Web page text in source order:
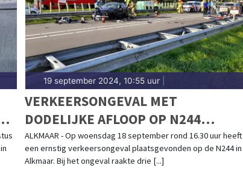
19 september 2024, 10:55 uur|
VERKEERSONGEVAL MET
DODELIJKE AFLOOP OP N244
ALKMAAR
ALKMAAR - Op woensdag 18 september rond 16.30 uur heeft
een ernstig verkeersongeval plaatsgevonden op de N244 in
Alkmaar. Bij het ongeval raakte drie [...]